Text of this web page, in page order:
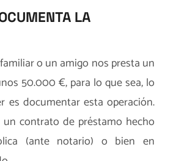
LA
o un amigo nos presta un
50.000 €, para lo que sea, lo
es documentar esta operación.
un contrato de préstamo hecho
(ante notario) o bien en